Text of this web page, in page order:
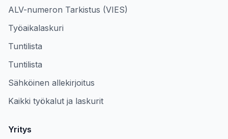
ALV-numeron Tarkistus (VIES)
Työaikalaskuri
Tuntilista
Tuntilista
Sähköinen allekirjoitus
Kaikki työkalut ja laskurit
Yritys